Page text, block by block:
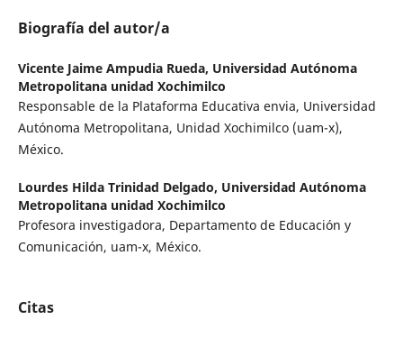
Biografía del autor/a
Vicente Jaime Ampudia Rueda, Universidad Autónoma
Metropolitana unidad Xochimilco
Responsable de la Plataforma Educativa envia, Universidad
Autónoma Metropolitana, Unidad Xochimilco (uam-x),
México.
Lourdes Hilda Trinidad Delgado, Universidad Autónoma
Metropolitana unidad Xochimilco
Profesora investigadora, Departamento de Educación y
Comunicación, uam-x, México.
Citas